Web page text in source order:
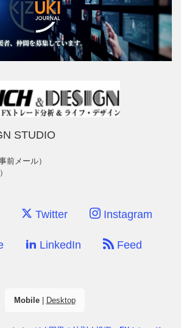
STUDIO
前メール）
Twitter Instagram
LinkedIn Feed
Mobile| Desktop